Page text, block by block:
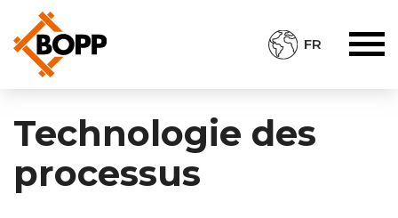
FR
Technologie des
processus